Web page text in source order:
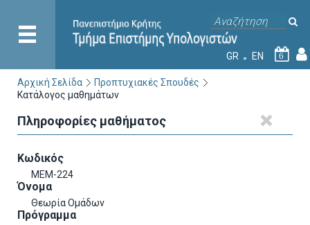
GR EN 6
Αρχική Σελίδα
Προπτυχιακές Σπουδές
Κατάλογος μαθημάτων
Πληροφορίες μαθήματος
Κωδικός
ΜΕΜ-224
Όνομα
Θεωρία Ομάδων
Πρόγραμμα